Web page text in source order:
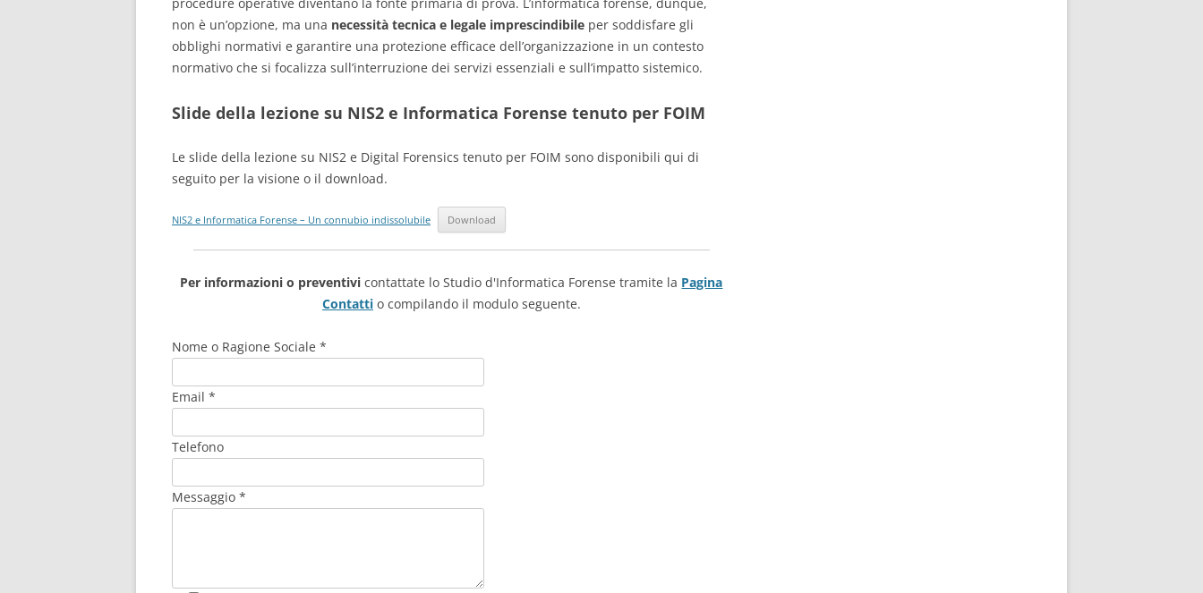
non è un’opzione, ma una necessità tecnica e legale imprescindibile per soddisfare gli
obblighi normativi e garantire una protezione efficace dell’organizzazione in un contesto
normativo che si focalizza sull’interruzione dei servizi essenziali e sull’impatto sistemico.
Slide della lezione su NIS2 e Informatica Forense tenuto per FOIM
Le slide della lezione su NIS2 e Digital Forensics tenuto per FOIM sono disponibili qui di
seguito per la visione o il download.
NIS2 e Informatica Forense – Un connubio indissolubile Download
Per informazioni o preventivi contattate lo Studio d'Informatica Forense tramite la Pagina
Contattio compilando il modulo seguente.
Nome o Ragione Sociale *
Email *
Telefono
Messaggio *